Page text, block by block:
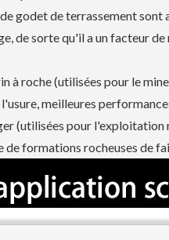
godet de terrassement sont
de sorte qu'il a un facteur
à roche (utilisées pour le
meilleures
(utilisées pour
de formations rocheuses de